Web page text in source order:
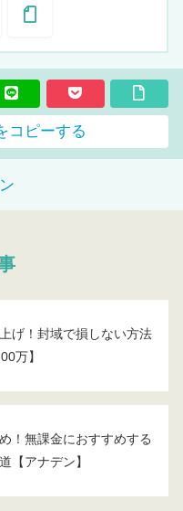
コピーする
げ！封域で損しない方法
万】
！無課金におすすめする
【アナデン】